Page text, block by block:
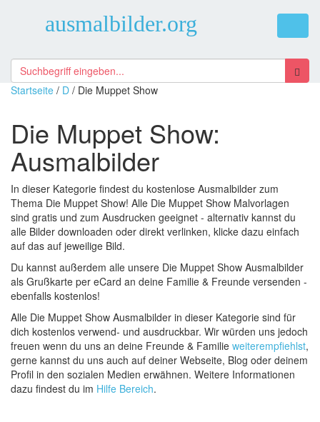
öffnen
ausmalbilder.org
Startseite / D / Die Muppet Show
Die Muppet Show:
Ausmalbilder
In dieser Kategorie findest du kostenlose Ausmalbilder zum
Thema Die Muppet Show! Alle Die Muppet Show Malvorlagen
sind gratis und zum Ausdrucken geeignet - alternativ kannst du
alle Bilder downloaden oder direkt verlinken, klicke dazu einfach
auf das auf jeweilige Bild.
Du kannst außerdem alle unsere Die Muppet Show Ausmalbilder
als Grußkarte per eCard an deine Familie & Freunde versenden -
ebenfalls kostenlos!
Alle Die Muppet Show Ausmalbilder in dieser Kategorie sind für
dich kostenlos verwend- und ausdruckbar. Wir würden uns jedoch
freuen wenn du uns an deine Freunde & Familie weiterempfiehlst,
gerne kannst du uns auch auf deiner Webseite, Blog oder deinem
Profil in den sozialen Medien erwähnen. Weitere Informationen
dazu findest du im Hilfe Bereich.